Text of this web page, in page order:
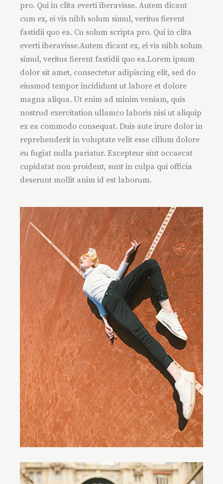
pro. Qui in clita everti iberavisse. Autem dicant
cum ex, ei vis nibh solum simul, veritus fierent
fastidii quo ea. Cu solum scripta pro. Qui in clita
everti iberavisse.Autem dicant ex, ei vis nibh solum
simul, veritus fierent fastidii quo ea.Lorem ipsum
dolor sit amet, consectetur adipiscing elit, sed do
eiusmod tempor incididunt ut labore et dolore
magna aliqua. Ut enim ad minim veniam, quis
nostrud exercitation ullamco laboris nisi ut aliquip
ex ea commodo consequat. Duis aute irure dolor in
reprehenderit in voluptate velit esse cillum dolore
eu fugiat nulla pariatur. Excepteur sint occaecat
cupidatat non proident, sunt in culpa qui officia
deserunt mollit anim id est laborum.